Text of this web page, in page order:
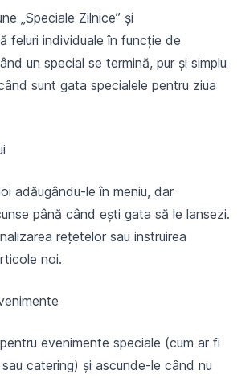
„Speciale Zilnice” și
feluri individuale în funcție de
un special se termină, pur și simplu
sunt gata specialele pentru ziua
adăugându-le în meniu, dar
până când ești gata să le lansezi.
rețetelor sau instruirea
noi.
evenimente speciale (cum ar fi
catering) și ascunde-le când nu